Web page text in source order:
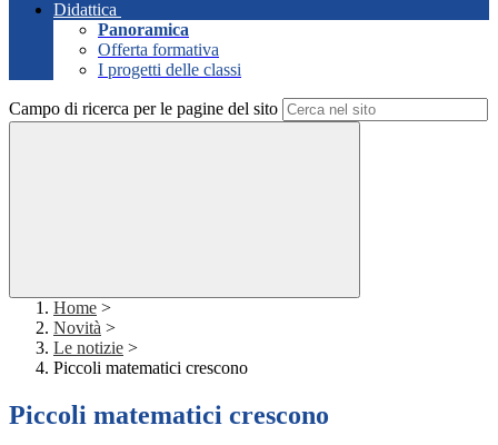
Didattica
Panoramica
Offerta formativa
I progetti delle classi
Campo di ricerca per le pagine del sito
Home >
Novità >
Le notizie >
Piccoli matematici crescono
Piccoli matematici crescono